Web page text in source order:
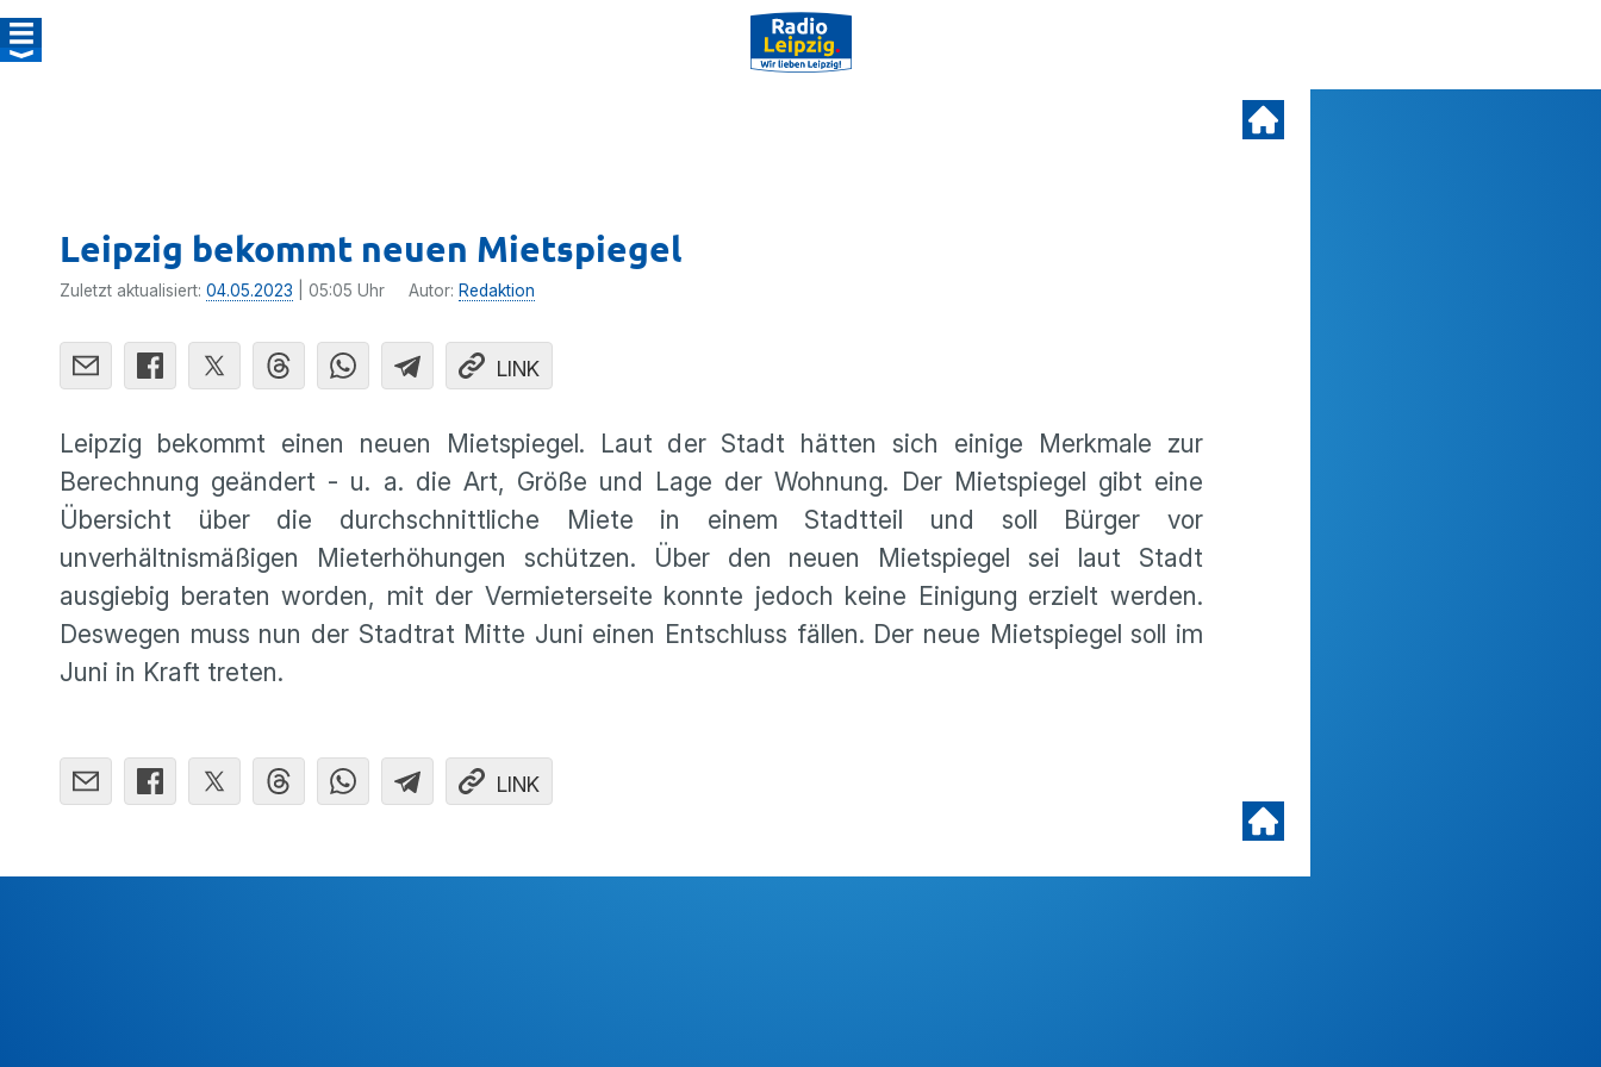
Leipzig bekommt neuen Mietspiegel
Zuletzt aktualisiert: 04.05.2023 | 05:05 Uhr Autor: Redaktion
LINK
Leipzig bekommt einen neuen Mietspiegel. Laut der Stadt hätten sich einige Merkmale zur
Berechnung geändert - u. a. die Art, Größe und Lage der Wohnung. Der Mietspiegel gibt eine
Übersicht über die durchschnittliche Miete in einem Stadtteil und soll Bürger vor
unverhältnismäßigen Mieterhöhungen schützen. Über den neuen Mietspiegel sei laut Stadt
ausgiebig beraten worden, mit der Vermieterseite konnte jedoch keine Einigung erzielt werden.
Deswegen muss nun der Stadtrat Mitte Juni einen Entschluss fällen. Der neue Mietspiegel soll im
Juni in Kraft treten.
LINK